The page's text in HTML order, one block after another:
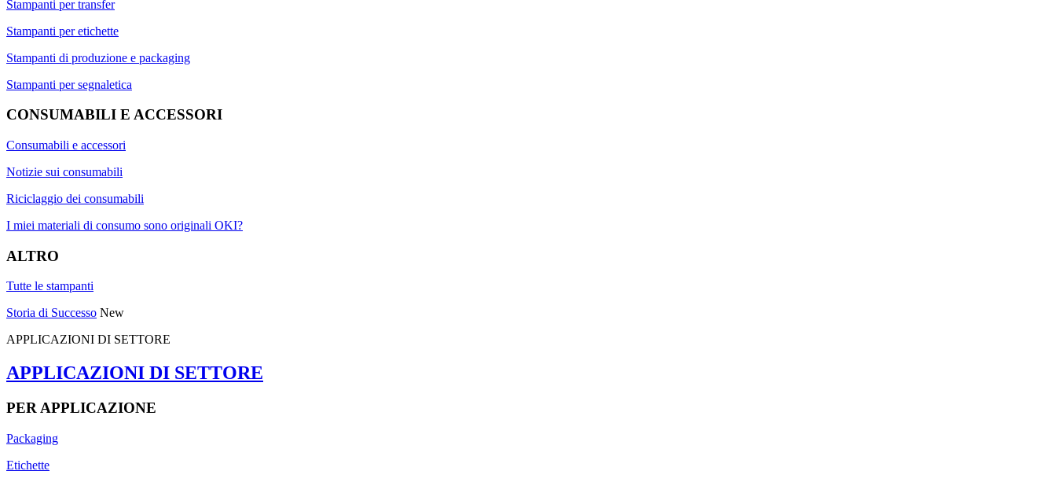
Stampanti per transfer
Stampanti per etichette
Stampanti di produzione e packaging
Stampanti per segnaletica
CONSUMABILI E ACCESSORI
Consumabili e accessori
Notizie sui consumabili
Riciclaggio dei consumabili
I miei materiali di consumo sono originali OKI?
ALTRO
Tutte le stampanti
Storia di Successo New
APPLICAZIONI DI SETTORE
APPLICAZIONI DI SETTORE
PER APPLICAZIONE
Packaging
Etichette